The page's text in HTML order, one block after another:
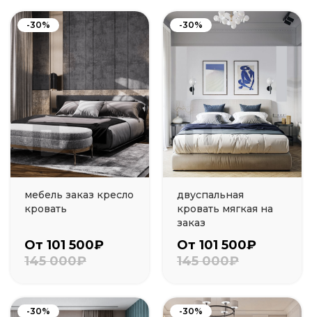
-30%
мебель заказ кресло
кровать
От 101 500₽
145 000₽
-30%
двуспальная
кровать мягкая на
заказ
От 101 500₽
145 000₽
-30% -30%